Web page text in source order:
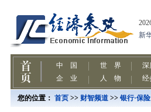
您的位置： 首页 >> 财智频道 >> 银行·保险